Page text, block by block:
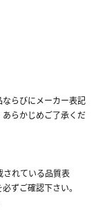
らびにメーカー表記
らかじめご了承くだ
れている品質表
ずご確認下さい。